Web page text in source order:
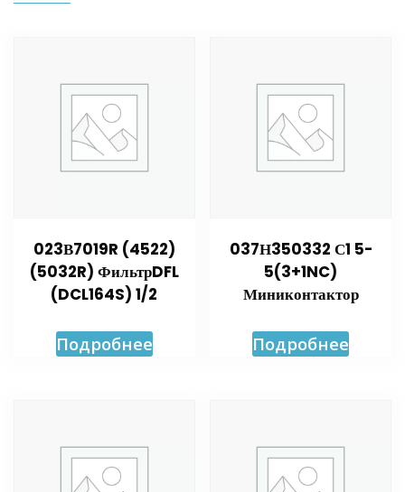
023В7019R (4522)
(5032R) ФильтрDFL
(DCL164S) 1/2
Подробнее
037Н350332 С1 5-
5(3+1NC)
Миниконтактор
Подробнее